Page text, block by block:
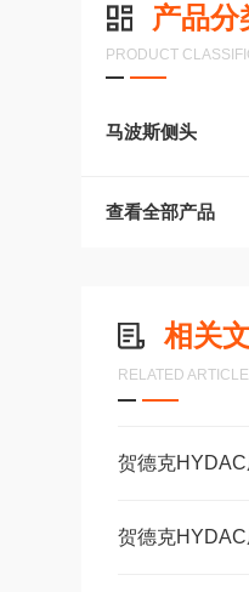
产品分
PRODUCT
马波斯侧头
查看全部产品
相关
RELATED